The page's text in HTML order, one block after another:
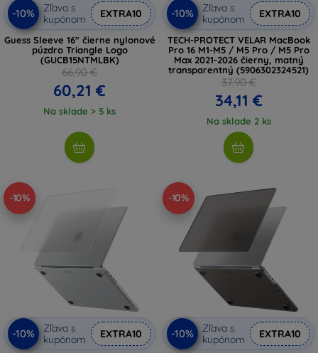
-10%
Zľava s
kupónom
EXTRA10
Guess Sleeve 16" čierne nylonové
púzdro Triangle Logo
(GUCB15NTMLBK)
66,90 €
60,21 €
Na sklade > 5 ks
-10%
Zľava s
kupónom
EXTRA10
TECH-PROTECT VELAR MacBook
Pro 16 M1-M5 / M5 Pro / M5 Pro
Max 2021-2026 čierny, matný
transparentný (5906302324521)
37,90 €
34,11 €
Na sklade 2 ks
-10%
-10%
Zľava s
kupónom
EXTRA10
-10%
-10%
Zľava s
kupónom
EXTRA10